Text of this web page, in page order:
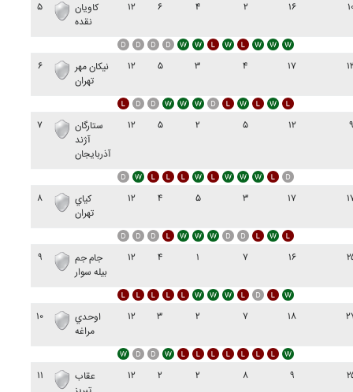
۵
کاويان
نقده
۱۲ ۶ ۴ ۲ ۱۶
۶
نيکان مهر
تهران
۱۲ ۵ ۳ ۴ ۱۷
۷
ستارگان
آژند
آذربايجان
۱۲ ۵ ۲ ۵ ۱۲ ۹
۸
کياي
تهران
۱۲ ۴ ۵ ۳ ۱۷
۹
جام جم
بيله سوار
۱۲ ۴ ۱ ۷ ۱۶
۱۰
اوحدي
مراغه
۱۲ ۳ ۲ ۷ ۱۸
۱۱
عقاب
۱۲ ۲ ۲ ۸ ۹